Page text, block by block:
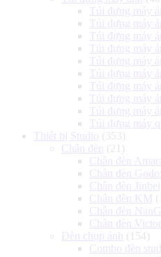
Túi đựng máy
Túi đựng máy
Túi đựng máy
Túi đựng máy
Túi đựng máy
Túi đựng máy
Túi đựng máy
Túi đựng máy
Túi đựng máy
Túi đựng máy
Thiết bị Studio (353)
Chân đèn
(21)
Chân đèn
Chân đèn
Chân đèn Jinbei
Chân đèn KM
Chân đèn
Chân đèn
Đèn chụp ảnh
(154)
Combo đèn